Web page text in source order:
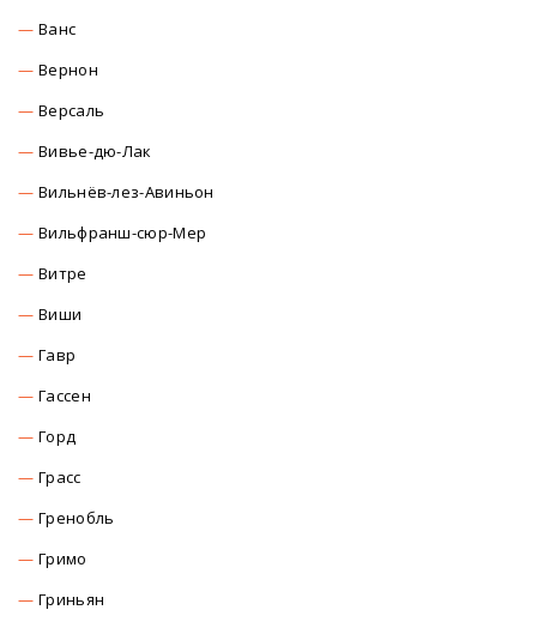
Ванс
Вернон
Версаль
Вивье-дю-Лак
Вильнёв-лез-Авиньон
Вильфранш-сюр-Мер
Витре
Виши
Гавр
Гассен
Горд
Грасс
Гренобль
Гримо
Гриньян